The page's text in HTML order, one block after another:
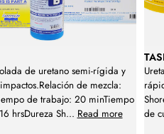
de uretano semi-rígida y
de mezcla:
de trabajo: 20 minTiempo
hrsDureza Sh... Read more
de